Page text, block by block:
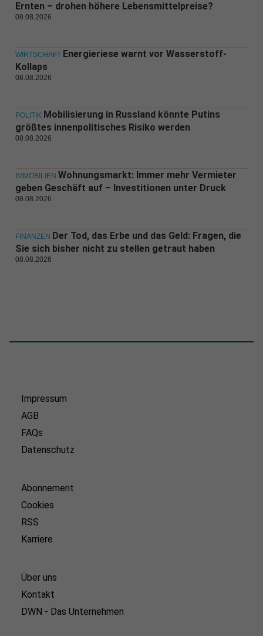
Ernten – drohen höhere Lebensmittelpreise?
08.08.2026
WIRTSCHAFT Energieriese warnt vor Wasserstoff-
Kollaps
08.08.2026
POLITIK Mobilisierung in Russland könnte Putins
größtes innenpolitisches Risiko werden
08.08.2026
IMMOBILIEN Wohnungsmarkt: Immer mehr Vermieter
geben Geschäft auf – Investitionen unter Druck
08.08.2026
FINANZEN Der Tod, das Erbe und das Geld: Fragen, die
Sie sich bisher nicht zu stellen getraut haben
08.08.2026
Impressum
AGB
FAQs
Datenschutz
Abonnement
Cookies
RSS
Karriere
Über uns
Kontakt
DWN - Das Unternehmen